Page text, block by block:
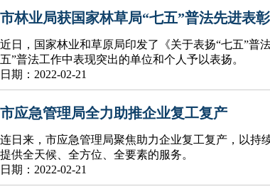
市林业局获国家林草局“七五”普法先进表彰
近日，国家林业和草原局印发了《关于表扬“七五”普
五”普法工作中表现突出的单位和个人予以表扬。
日期：2022-02-21
市应急管理局全力助推企业复工复产
连日来，市应急管理局聚焦助力企业复工复产，以持
提供全天候、全方位、全要素的服务。
日期：2022-02-21